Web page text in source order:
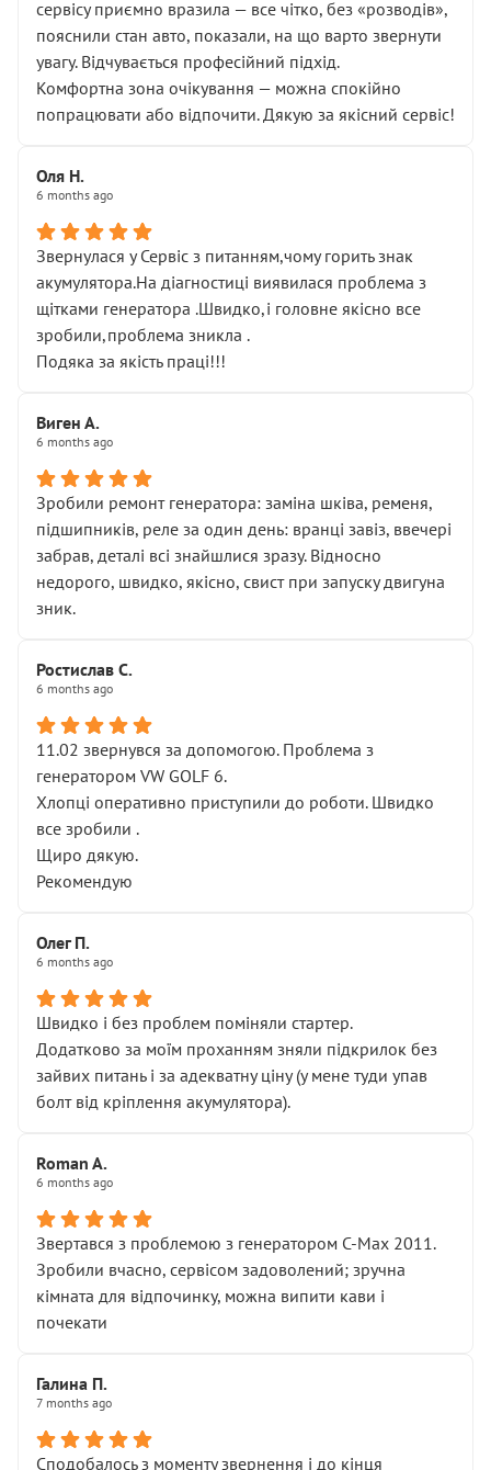
сервісу приємно вразила — все чітко, без «розводів»,
пояснили стан авто, показали, на що варто звернути
увагу. Відчувається професійний підхід.
Комфортна зона очікування — можна спокійно
попрацювати або відпочити. Дякую за якісний сервіс!
Оля Н.
6 months ago
Звернулася у Сервіс з питанням,чому горить знак
акумулятора.На діагностиці виявилася проблема з
щітками генератора .Швидко,і головне якісно все
зробили,проблема зникла .
Подяка за якість праці!!!
Виген А.
6 months ago
Зробили ремонт генератора: заміна шківа, ременя,
підшипників, реле за один день: вранці завіз, ввечері
забрав, деталі всі знайшлися зразу. Відносно
недорого, швидко, якісно, свист при запуску двигуна
зник.
Ростислав С.
6 months ago
11.02 звернувся за допомогою. Проблема з
генератором VW GOLF 6.
Хлопці оперативно приступили до роботи. Швидко
все зробили .
Щиро дякую.
Рекомендую
Олег П.
6 months ago
Швидко і без проблем поміняли стартер.
Додатково за моїм проханням зняли підкрилок без
зайвих питань і за адекватну ціну (у мене туди упав
болт від кріплення акумулятора).
Roman A.
6 months ago
Звертався з проблемою з генератором C-Max 2011.
Зробили вчасно, сервісом задоволений; зручна
кімната для відпочинку, можна випити кави і
почекати
Галина П.
7 months ago
Сподобалось з моменту звернення і до кінця